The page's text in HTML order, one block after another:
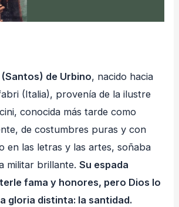
de Urbino, nacido hacia
(Italia), provenía de la ilustre
conocida más tarde como
de costumbres puras y con
en las letras y las artes, soñaba
militar brillante.Su espada
fama y honores, pero Dios lo
gloria distinta: la santidad.